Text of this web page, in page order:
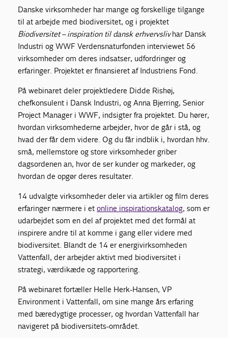
Danske virksomheder har mange og forskellige tilgange
til at arbejde med biodiversitet, og i projektet
Biodiversitet – inspiration til dansk erhvervslivhar Dansk
Industri og WWF Verdensnaturfonden interviewet 56
virksomheder om deres indsatser, udfordringer og
erfaringer. Projektet er finansieret af Industriens Fond.
På webinaret deler projektledere Didde Rishøj,
chefkonsulent i Dansk Industri, og Anna Bjerring, Senior
Project Manager i WWF, indsigter fra projektet. Du hører,
hvordan virksomhederne arbejder, hvor de går i stå, og
hvad der får dem videre. Og du får indblik i, hvordan hhv.
små, mellemstore og store virksomheder griber
dagsordenen an, hvor de ser kunder og markeder, og
hvordan de opgør deres resultater.
14 udvalgte virksomheder deler via artikler og film deres
erfaringer nærmere i etonline inspirationskatalog, som er
udarbejdet som en del af projektet med det formål at
inspirere andre til at komme i gang eller videre med
biodiversitet. Blandt de 14 er energivirksomheden
Vattenfall, der arbejder aktivt med biodiversitet i
strategi, værdikæde og rapportering.
På webinaret fortæller Helle Herk-Hansen, VP
Environment i Vattenfall, om sine mange års erfaring
med bæredygtige processer, og hvordan Vattenfall har
navigeret på biodiversitets-området.